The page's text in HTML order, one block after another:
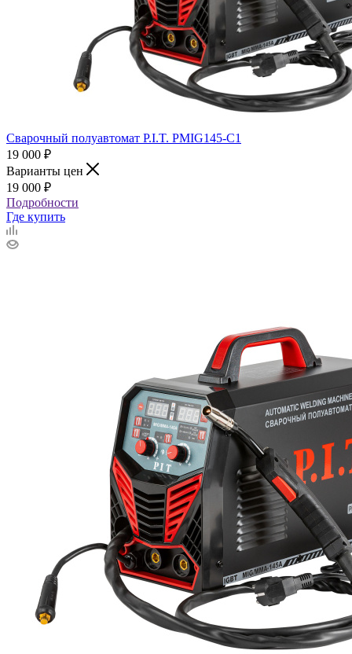
Сварочный полуавтомат P.I.T. PMIG145-С1
19 000 ₽
Варианты цен
19 000 ₽
Подробности
Где купить